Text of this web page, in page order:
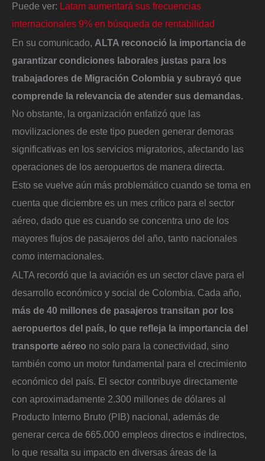
Puede ver: Latam aumentará sus frecuencias
internacionales 9% en búsqueda de rentabilidad
En su comunicado, ALTA reconoció la importancia de
garantizar condiciones laborales justas para los
trabajadores de Migración Colombia y subrayó que
comprende la relevancia de atender sus demandas.
No obstante, la organización enfatizó que las
movilizaciones de este tipo pueden generar demoras
significativas en los servicios migratorios, afectando las
operaciones de los aeropuertos de manera directa.
Esto se vuelve aún más problemático cuando se toma en
cuenta que diciembre es un mes crítico para el sector
aéreo, dado que es cuando se concentra uno de los
mayores flujos de pasajeros del año, tanto nacionales
como internacionales.
ALTA recordó que la aviación es un sector clave para el
desarrollo económico y social de Colombia. Cada año,
más de 40 millones de pasajeros transitan por los
aeropuertos del país, lo que refleja la importancia del
transporte aéreo no solo para la conectividad, sino
también como un motor fundamental para el crecimiento
económico del país. El sector contribuye directamente
con aproximadamente 2.300 millones de dólares al
Producto Interno Bruto (PIB) nacional, además de
generar cerca de 665.000 empleos directos e indirectos,
lo que resalta su impacto en diversas áreas de la